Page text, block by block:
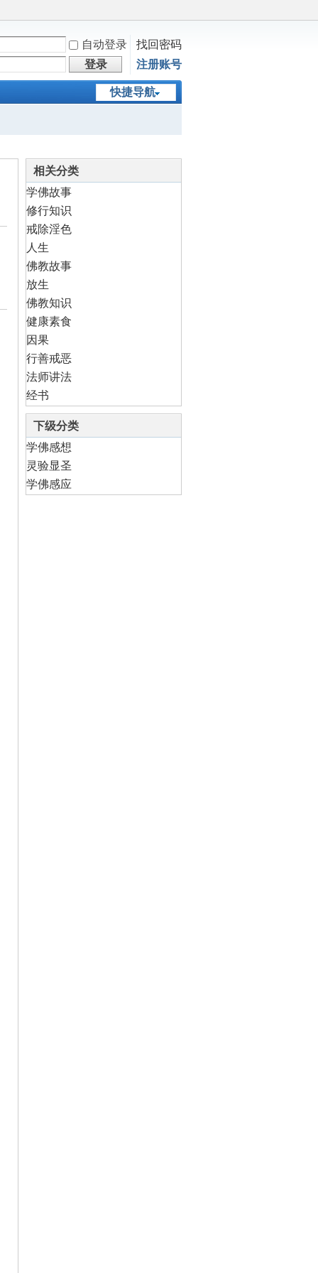
自动登录
找回密码
登录
注册账号
快捷导航
相关分类
学佛故事
修行知识
戒除淫色
人生
佛教故事
放生
佛教知识
健康素食
因果
行善戒恶
法师讲法
经书
下级分类
学佛感想
灵验显圣
学佛感应